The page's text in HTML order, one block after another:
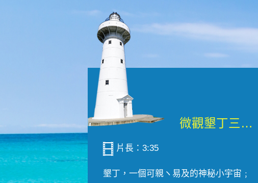
微觀墾丁三部曲 重生....
片長：3:35
墾丁，一個可親ヽ易及的神秘小宇宙﹔